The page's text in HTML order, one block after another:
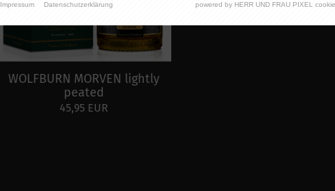
WOLFBURN MORVEN lightly
peated
45,95 EUR
Impressum Datenschutzerklärung powered by HERR UND FRAU PIXEL